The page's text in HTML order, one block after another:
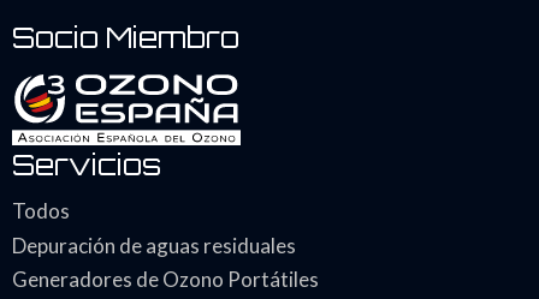
Socio Miembro
Servicios
Todos
Depuración de aguas residuales
Generadores de Ozono Portátiles